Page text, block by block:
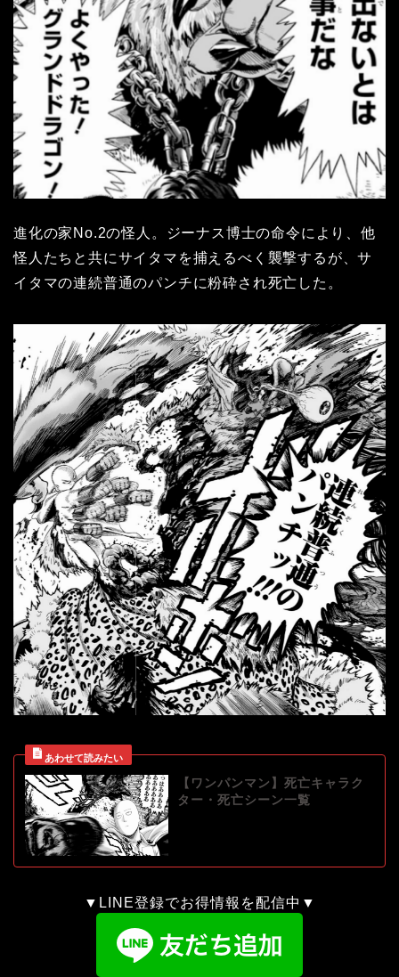
進化の家No.2の怪人。ジーナス博士の命令により、他
怪人たちと共にサイタマを捕えるべく襲撃するが、サ
イタマの連続普通のパンチに粉砕され死亡した。
【ワンパンマン】死亡キャラク
ター・死亡シーン一覧
▼LINE登録でお得情報を配信中▼